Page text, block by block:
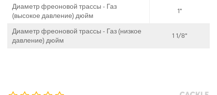
Диаметр фреоновой трассы - Газ
(высокое давление) дюйм
1"
Диаметр фреоновой трассы - Газ (низкое
давление) дюйм
1 1/8"